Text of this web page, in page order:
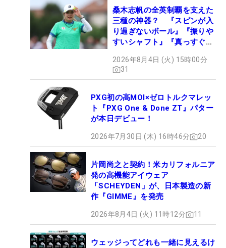
桑木志帆の全英制覇を支えた
三種の神器？ 『スピンが入
り過ぎないボール』『振りや
すいシャフト』『真っすぐ飛
セッティング
2026年8月4日 (火) 15時00分
31
PXG初の高MOI×ゼロトルクマレッ
ト『PXG One & Done ZT』パター
が本日デビュー！
2026年7月30日 (木) 16時46分 20
片岡尚之と契約！米カリフォルニア
発の高機能アイウェア
「SCHEYDEN」が、日本製造の新
作『GIMME』を発売
2026年8月4日 (火) 11時12分 11
ウェッジってどれも一緒に見えるけ